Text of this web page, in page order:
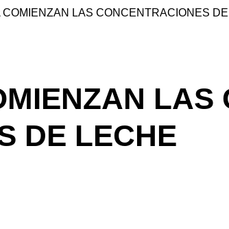
COMIENZAN LAS CONCENTRACIONES
LAS
DE LECHE